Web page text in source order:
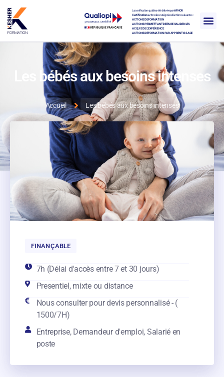
La certification qualité a été délivrée parAFNOR
Certificationau titre des catégories d’actions suivantes :
ACTIONS DE FORMATION
ACTIONS PERMETTANT DE FAIRE VALIDER LES
ACQUIS DE L’EXPÉRIENCE
ACTIONS DE FORMATION PAR APPRENTISSAGE
Les bébés aux besoins intenses
Accueil Les bébés aux besoins intenses
FINANÇABLE
7h (Délai d'accès entre 7 et 30 jours)
Presentiel, mixte ou distance
Nous consulter pour devis personnalisé - (
1500/7H)
Entreprise, Demandeur d'emploi, Salarié en
poste